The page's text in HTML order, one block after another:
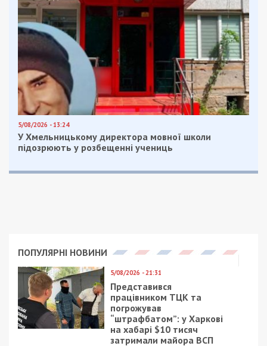
В яхт-клубе Днепра поселились лебеди:
видео
Facebook
Telegram
Twitter
WhatsApp
Viber Email
Категории: Суспільство | Метки:горсовет
Днепра
мост ,ремонт
Рекламні блоки дають нам змогу
залишатися незалежними ЗМІ, а вам -
отримувати найсвіжіші новини під ними.
Приєднуйтесь також до 49000 в Google News. Слідкуйте
за останніми новинами!
Предыдущая статья:
Коронавирус в Украине: Степанов грозит
коллапсом в больницах